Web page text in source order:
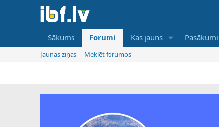
Sākums Forumi Kas jauns Pasākumi
Jaunas ziņas Meklēt forumos